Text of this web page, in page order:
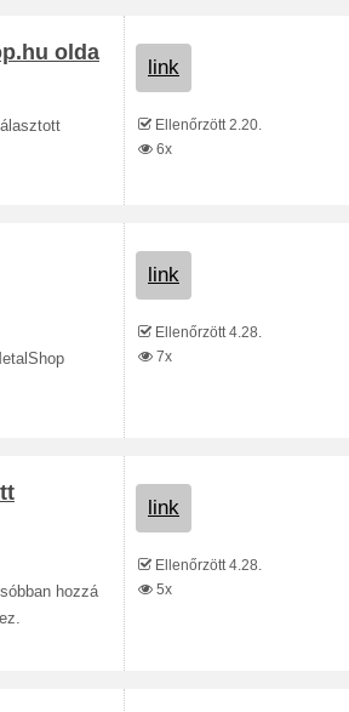
olda
link
Ellenőrzött 2.20.
6x
link
Ellenőrzött 4.28.
7x
hozzá
link
Ellenőrzött 4.28.
5x